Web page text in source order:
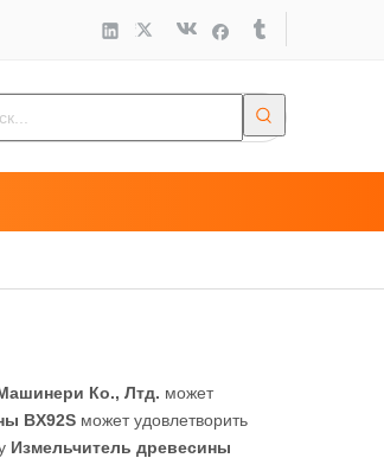
Ко., Лтд. может
BX92S может удовлетворить
Измельчитель древесины